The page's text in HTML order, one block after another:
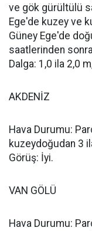
ve gök gürültülü
Ege'de kuzey ve
Güney Ege'de
saatlerinden
Dalga: 1,0 ila 2,0
AKDENİZ
Hava Durumu:
kuzeydoğudan 3
Görüş: İyi.
VAN GÖLÜ
Hava Durumu: